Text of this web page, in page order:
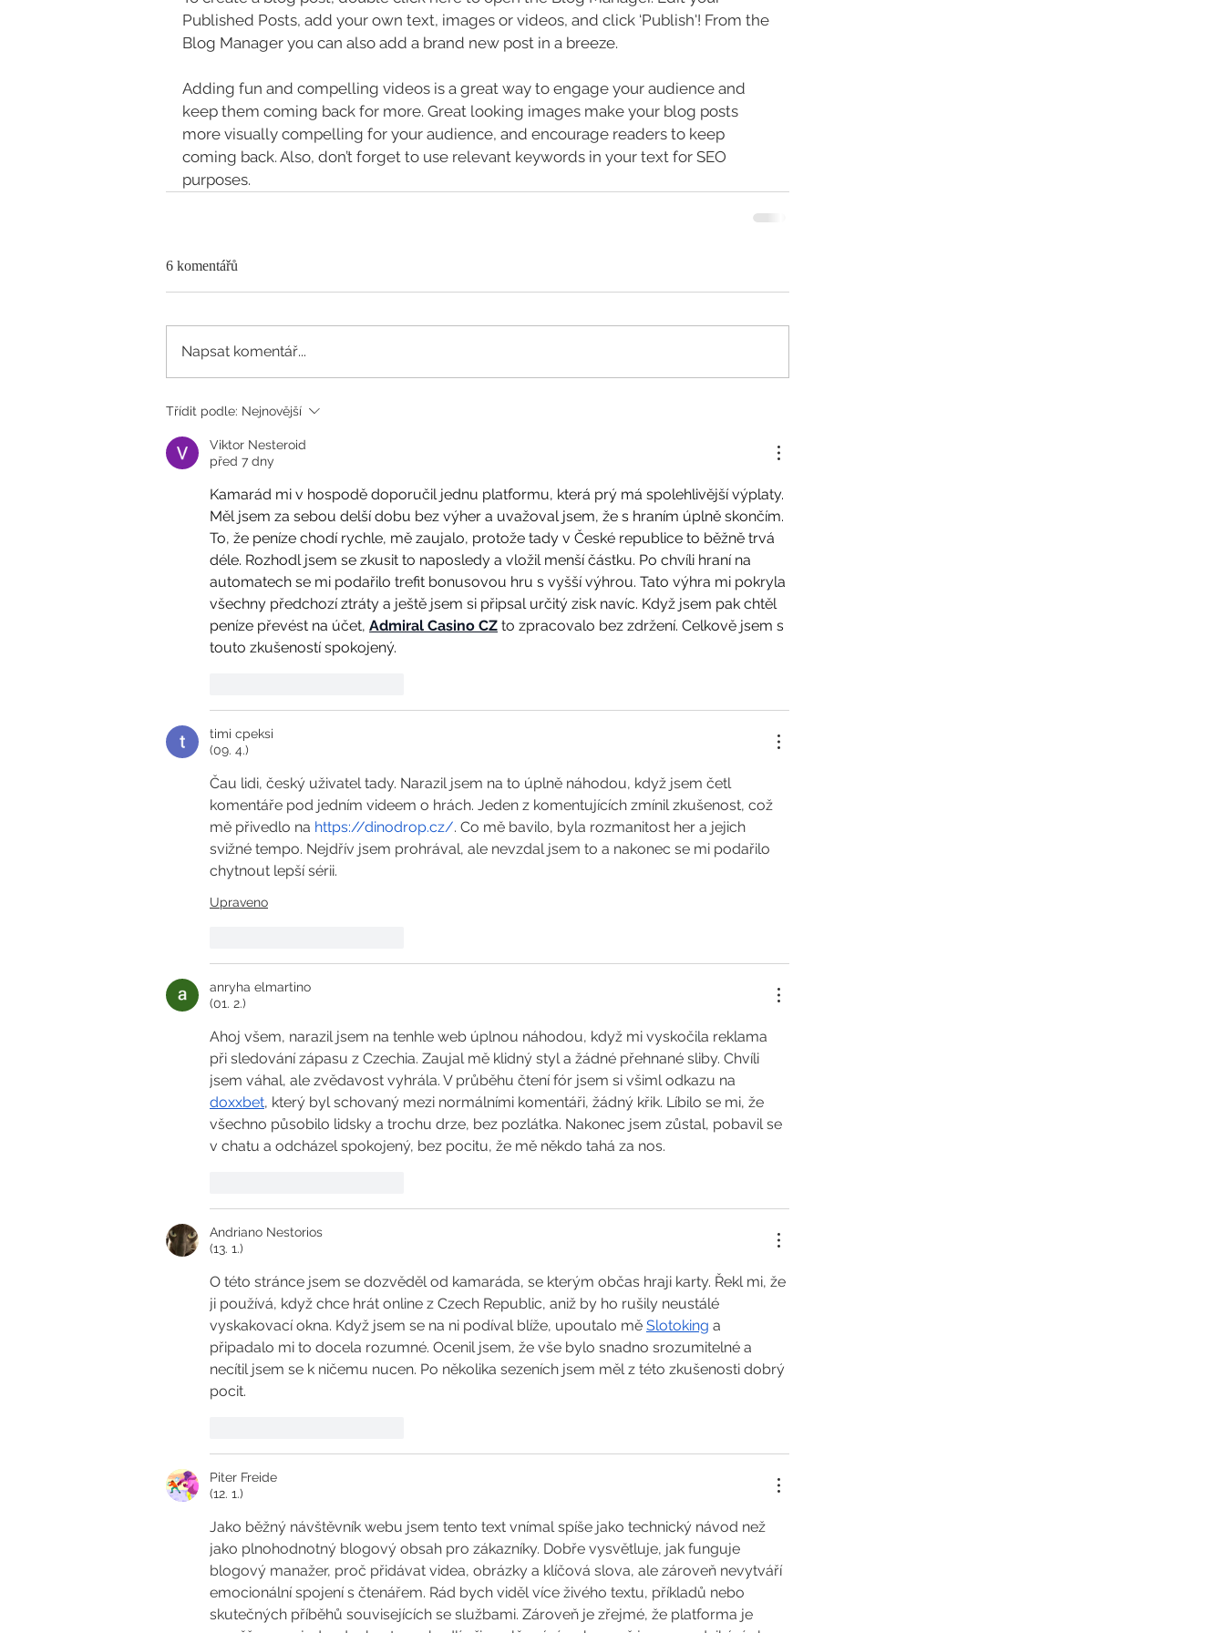
Published Posts, add your own text, images or videos, and click ‘Publish'! From the
Blog Manager you can also add a brand new post in a breeze.
Adding fun and compelling videos is a great way to engage your audience and
keep them coming back for more. Great looking images make your blog posts
more visually compelling for your audience, and encourage readers to keep
coming back. Also, don’t forget to use relevant keywords in your text for SEO
purposes.
6 komentářů
Napsat komentář...
Třídit podle: Nejnovější
Viktor Nesteroid
před 7 dny
Kamarád mi v hospodě doporučil jednu platformu, která prý má spolehlivější výplaty.
Měl jsem za sebou delší dobu bez výher a uvažoval jsem, že s hraním úplně skončím.
To, že peníze chodí rychle, mě zaujalo, protože tady v České republice to běžně trvá
déle. Rozhodl jsem se zkusit to naposledy a vložil menší částku. Po chvíli hraní na
automatech se mi podařilo trefit bonusovou hru s vyšší výhrou. Tato výhra mi pokryla
všechny předchozí ztráty a ještě jsem si připsal určitý zisk navíc. Když jsem pak chtěl
peníze převést na účet, Admiral Casino CZ to zpracovalo bez zdržení. Celkově jsem s
touto zkušeností spokojený.
timi cpeksi
(09. 4.)
Čau lidi, český uživatel tady. Narazil jsem na to úplně náhodou, když jsem četl
komentáře pod jedním videem o hrách. Jeden z komentujících zmínil zkušenost, což
mě přivedlo na https://dinodrop.cz/. Co mě bavilo, byla rozmanitost her a jejich
svižné tempo. Nejdřív jsem prohrával, ale nevzdal jsem to a nakonec se mi podařilo
chytnout lepší sérii.
Upraveno
anryha elmartino
(01. 2.)
Ahoj všem, narazil jsem na tenhle web úplnou náhodou, když mi vyskočila reklama
při sledování zápasu z Czechia. Zaujal mě klidný styl a žádné přehnané sliby. Chvíli
jsem váhal, ale zvědavost vyhrála. V průběhu čtení fór jsem si všiml odkazu na
doxxbet, který byl schovaný mezi normálními komentáři, žádný křik. Líbilo se mi, že
všechno působilo lidsky a trochu drze, bez pozlátka. Nakonec jsem zůstal, pobavil se
v chatu a odcházel spokojený, bez pocitu, že mě někdo tahá za nos.
Andriano Nestorios
(13. 1.)
O této stránce jsem se dozvěděl od kamaráda, se kterým občas hraji karty. Řekl mi, že
ji používá, když chce hrát online z Czech Republic, aniž by ho rušily neustálé
vyskakovací okna. Když jsem se na ni podíval blíže, upoutalo mě Slotoking a
připadalo mi to docela rozumné. Ocenil jsem, že vše bylo snadno srozumitelné a
necítil jsem se k ničemu nucen. Po několika sezeních jsem měl z této zkušenosti dobrý
pocit.
Piter Freide
(12. 1.)
Jako běžný návštěvník webu jsem tento text vnímal spíše jako technický návod než
jako plnohodnotný blogový obsah pro zákazníky. Dobře vysvětluje, jak funguje
blogový manažer, proč přidávat videa, obrázky a klíčová slova, ale zároveň nevytváří
emocionální spojení s čtenářem. Rád bych viděl více živého textu, příkladů nebo
skutečných příběhů souvisejících se službami. Zároveň je zřejmé, že platforma je